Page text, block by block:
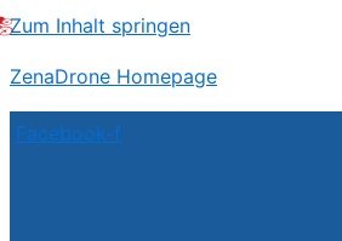
Zum Inhalt springen
ZenaDrone Homepage
Facebook-f